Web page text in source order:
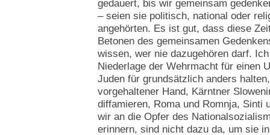
gedauert, bis wir gemeinsam
– seien sie politisch, national oder
angehörten. Es ist gut, dass diese
Betonen des gemeinsamen
wissen, wer nie dazugehören darf.
Niederlage der Wehrmacht für einen
Juden für grundsätzlich anders
vorgehaltener Hand, Kärntner
diffamieren, Roma und Romnja, Sinti
wir an die Opfer des
erinnern, sind nicht dazu da, um sie